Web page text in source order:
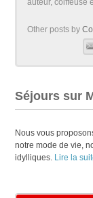
auteur, coiffeuse
Other posts by
Séjours sur
Nous vous
notre mode de vie,
idylliques. Lire la